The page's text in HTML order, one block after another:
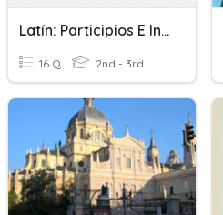
Latín: Participios E Infinitivos
16 Q 2nd - 3rd